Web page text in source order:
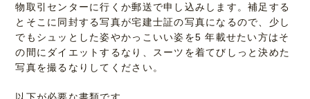
物取引センターに行くか郵送で申し込みします。補足する
とそこに同封する写真が宅建士証の写真になるので、少し
でもシュッとした姿やかっこいい姿を5 年載せたい方はそ
の間にダイエットするなり、スーツを着てびしっと決めた
写真を撮るなりしてください。